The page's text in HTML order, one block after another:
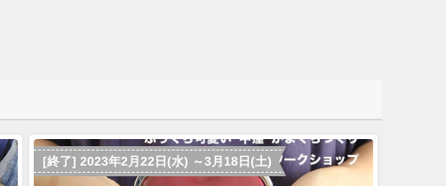
[終了] 2023年2月22日(水) ～3月18日(土)